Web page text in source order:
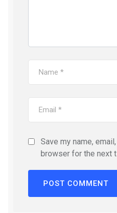
Save my name,
browser for the next